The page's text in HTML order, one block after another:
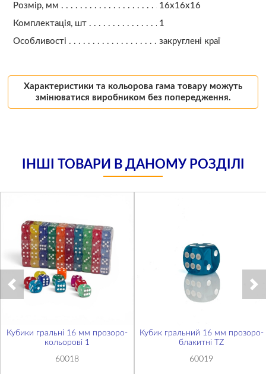
Розмір, мм
16х16х16
Комплектація, шт
1
Особливості
закруглені краї
Характеристики та кольорова гама товару можуть
змінюватися виробником без попередження.
ІНШІ ТОВАРИ В ДАНОМУ РОЗДІЛІ
Кубики гральні 16 мм прозоро-
кольорові 1
60018
Кубик гральний 16 мм прозоро-
блакитні TZ
60019